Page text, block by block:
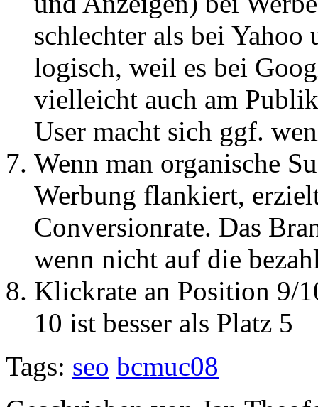
schlechter als bei
logisch, weil es bei
vielleicht auch am
User macht sich ggf.
Wenn man organische
Werbung flankiert,
Conversionrate. Das
wenn nicht auf die
Klickrate an Position 9/
10 ist besser als Platz 5
Tags: seo bcmuc08